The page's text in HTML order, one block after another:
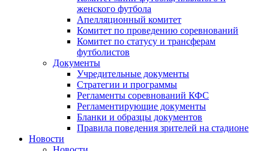
женского футбола
Апелляционный комитет
Комитет по проведению соревнований
Комитет по статусу и трансферам
футболистов
Документы
Учредительные документы
Стратегии и программы
Регламенты соревнований КФС
Регламентирующие документы
Бланки и образцы документов
Правила поведения зрителей на стадионе
Новости